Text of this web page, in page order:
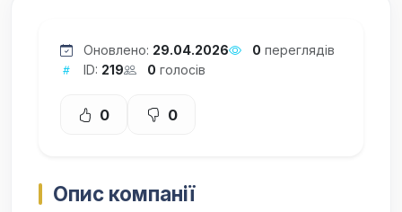
Оновлено: 29.04.2026 0 переглядів
ID: 219 0 голосів
0 0
Опис компанії